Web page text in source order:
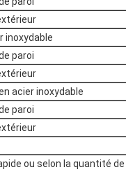
inoxydable
paroi
acier inoxydable
paroi
ou selon la quantité